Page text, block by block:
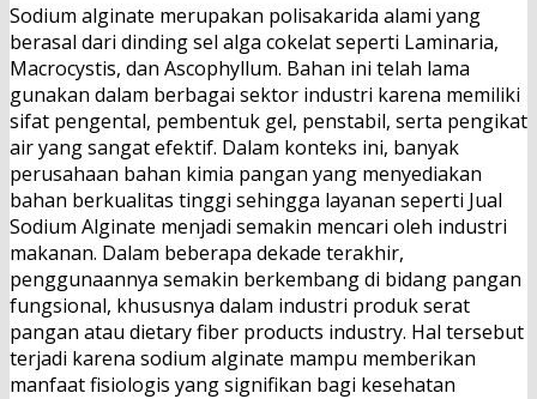
Sodium alginate merupakan polisakarida alami yang
berasal dari dinding sel alga cokelat seperti Laminaria,
Macrocystis, dan Ascophyllum. Bahan ini telah lama
gunakan dalam berbagai sektor industri karena memiliki
sifat pengental, pembentuk gel, penstabil, serta pengikat
air yang sangat efektif. Dalam konteks ini, banyak
perusahaan bahan kimia pangan yang menyediakan
bahan berkualitas tinggi sehingga layanan seperti Jual
Sodium Alginate menjadi semakin mencari oleh industri
makanan. Dalam beberapa dekade terakhir,
penggunaannya semakin berkembang di bidang pangan
fungsional, khususnya dalam industri produk serat
pangan atau dietary fiber products industry. Hal tersebut
terjadi karena sodium alginate mampu memberikan
manfaat fisiologis yang signifikan bagi kesehatan